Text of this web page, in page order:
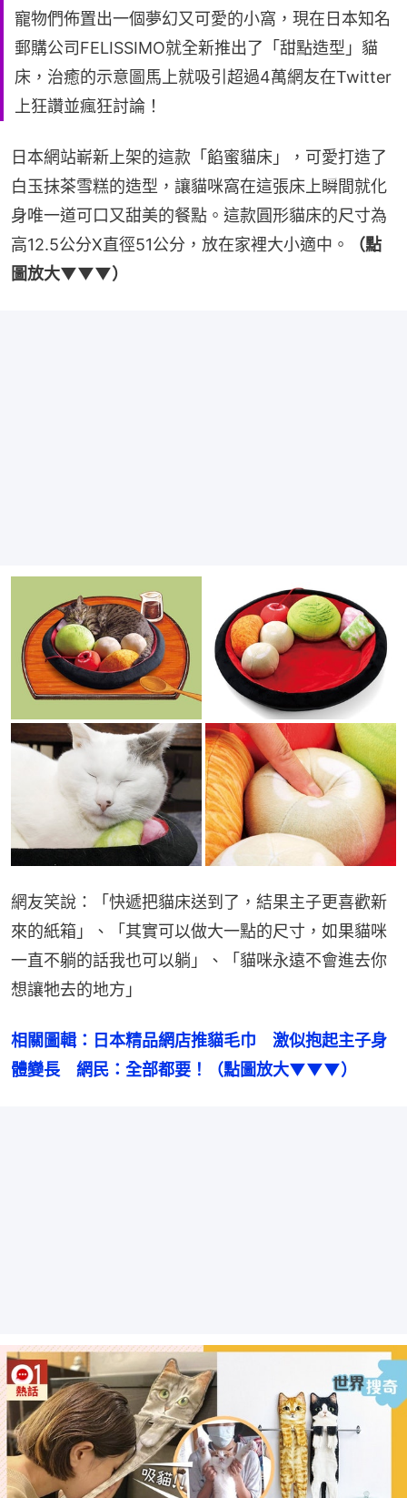
寵物們佈置出一個夢幻又可愛的小窩，現在日本知名
郵購公司FELISSIMO就全新推出了「甜點造型」貓
床，治癒的示意圖馬上就吸引超過4萬網友在Twitter
上狂讚並瘋狂討論！
日本網站嶄新上架的這款「餡蜜貓床」，可愛打造了
白玉抹茶雪糕的造型，讓貓咪窩在這張床上瞬間就化
身唯一道可口又甜美的餐點。這款圓形貓床的尺寸為
高12.5公分X直徑51公分，放在家裡大小適中。
（點
圖放大▼▼▼）
網友笑說：「快遞把貓床送到了，結果主子更喜歡新
來的紙箱」、「其實可以做大一點的尺寸，如果貓咪
一直不躺的話我也可以躺」、「貓咪永遠不會進去你
想讓牠去的地方」
相關圖輯：日本精品網店推貓毛巾　激似抱起主子身
體變長　網民：全部都要！（點圖放大▼▼▼）